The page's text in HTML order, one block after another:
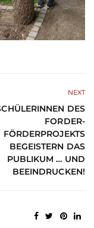
NEXT
DES
FORDER-
FÖRDERPROJEKTS
BEGEISTERN DAS
PUBLIKUM … UND
BEEINDRUCKEN!